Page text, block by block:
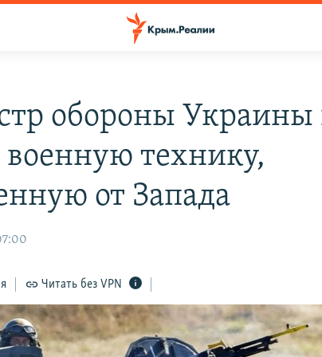
обороны Украины
технику,
от Запада
Читать без VPN